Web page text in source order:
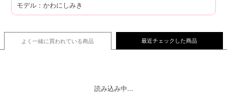
モデル：かわにしみき
よく一緒に買われている商品 最近チェックした商品
読み込み中...